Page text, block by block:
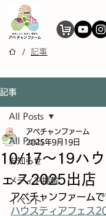
/ 記事
記事
All Posts
お知らせ
メディア掲載
イベント
All Posts
10/17～19ハ
ェス2025出店
アベチャンファーム
2025年9月19日
アベチャンファームで
ハウスティアフェス